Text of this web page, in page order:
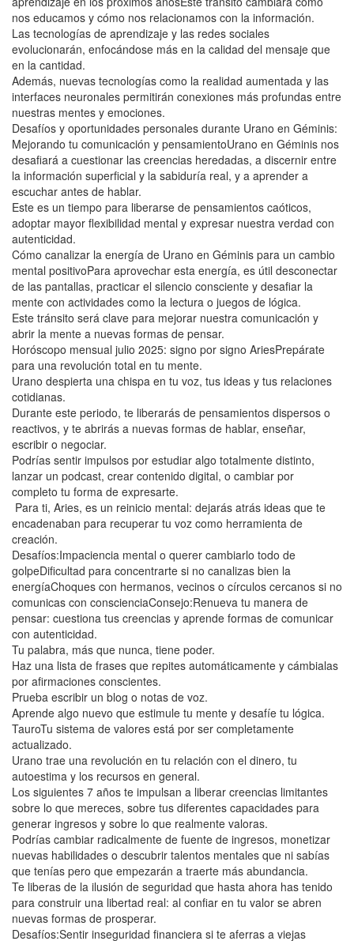
nos educamos y cómo nos relacionamos con la información.
Las tecnologías de aprendizaje y las redes sociales
evolucionarán, enfocándose más en la calidad del mensaje que
en la cantidad.
Además, nuevas tecnologías como la realidad aumentada y las
interfaces neuronales permitirán conexiones más profundas entre
nuestras mentes y emociones.
Desafíos y oportunidades personales durante Urano en Géminis:
Mejorando tu comunicación y pensamientoUrano en Géminis nos
desafiará a cuestionar las creencias heredadas, a discernir entre
la información superficial y la sabiduría real, y a aprender a
escuchar antes de hablar.
Este es un tiempo para liberarse de pensamientos caóticos,
adoptar mayor flexibilidad mental y expresar nuestra verdad con
autenticidad.
Cómo canalizar la energía de Urano en Géminis para un cambio
mental positivoPara aprovechar esta energía, es útil desconectar
de las pantallas, practicar el silencio consciente y desafiar la
mente con actividades como la lectura o juegos de lógica.
Este tránsito será clave para mejorar nuestra comunicación y
abrir la mente a nuevas formas de pensar.
Horóscopo mensual julio 2025: signo por signo AriesPrepárate
para una revolución total en tu mente.
Urano despierta una chispa en tu voz, tus ideas y tus relaciones
cotidianas.
Durante este periodo, te liberarás de pensamientos dispersos o
reactivos, y te abrirás a nuevas formas de hablar, enseñar,
escribir o negociar.
Podrías sentir impulsos por estudiar algo totalmente distinto,
lanzar un podcast, crear contenido digital, o cambiar por
completo tu forma de expresarte.
Para ti, Aries, es un reinicio mental: dejarás atrás ideas que te
encadenaban para recuperar tu voz como herramienta de
creación.
Desafíos:Impaciencia mental o querer cambiarlo todo de
golpeDificultad para concentrarte si no canalizas bien la
energíaChoques con hermanos, vecinos o círculos cercanos si no
comunicas con conscienciaConsejo:Renueva tu manera de
pensar: cuestiona tus creencias y aprende formas de comunicar
con autenticidad.
Tu palabra, más que nunca, tiene poder.
Haz una lista de frases que repites automáticamente y cámbialas
por afirmaciones conscientes.
Prueba escribir un blog o notas de voz.
Aprende algo nuevo que estimule tu mente y desafíe tu lógica.
TauroTu sistema de valores está por ser completamente
actualizado.
Urano trae una revolución en tu relación con el dinero, tu
autoestima y los recursos en general.
Los siguientes 7 años te impulsan a liberar creencias limitantes
sobre lo que mereces, sobre tus diferentes capacidades para
generar ingresos y sobre lo que realmente valoras.
Podrías cambiar radicalmente de fuente de ingresos, monetizar
nuevas habilidades o descubrir talentos mentales que ni sabías
que tenías pero que empezarán a traerte más abundancia.
Te liberas de la ilusión de seguridad que hasta ahora has tenido
para construir una libertad real: al confiar en tu valor se abren
nuevas formas de prosperar.
Desafíos:Sentir inseguridad financiera si te aferras a viejas